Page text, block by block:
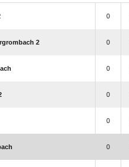
0
2 0
0
0
0
0